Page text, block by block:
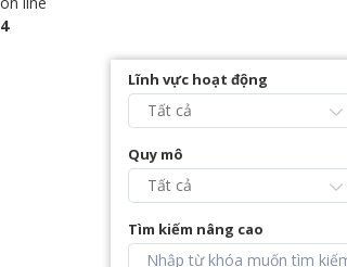
4
Lĩnh vực hoạt động
Quy mô
Tìm kiếm nâng cao